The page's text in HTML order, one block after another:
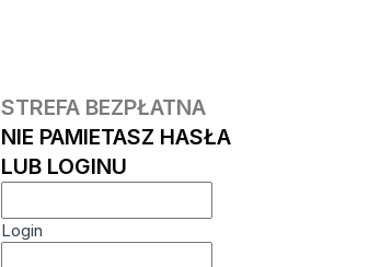
STREFA BEZPŁATNA
NIE PAMIETASZ HASŁA
LUB LOGINU
Login